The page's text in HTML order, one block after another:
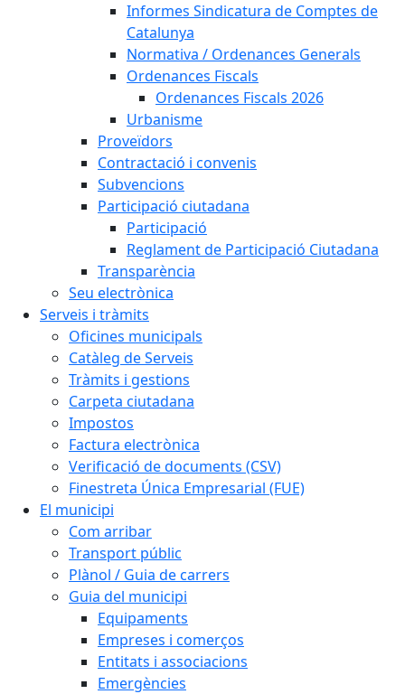
Informes Sindicatura de Comptes de
Catalunya
Normativa / Ordenances Generals
Ordenances Fiscals
Ordenances Fiscals 2026
Urbanisme
Proveïdors
Contractació i convenis
Subvencions
Participació ciutadana
Participació
Reglament de Participació Ciutadana
Transparència
Seu electrònica
Serveis i tràmits
Oficines municipals
Catàleg de Serveis
Tràmits i gestions
Carpeta ciutadana
Impostos
Factura electrònica
Verificació de documents (CSV)
Finestreta Única Empresarial (FUE)
El municipi
Com arribar
Transport públic
Plànol / Guia de carrers
Guia del municipi
Equipaments
Empreses i comerços
Entitats i associacions
Emergències